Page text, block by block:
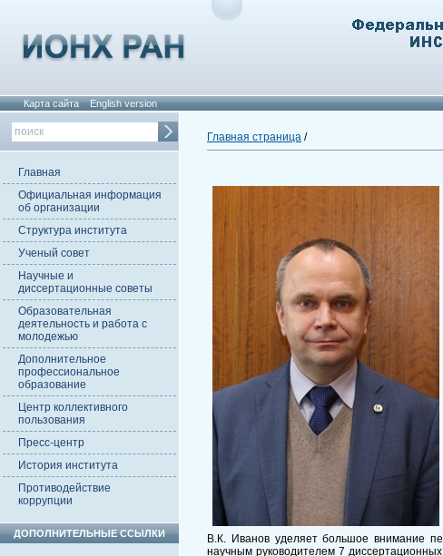
Карта сайта English version
Главная
Официальная информация
об организации
Структура института
Ученый совет
Научные и
диссертационные советы
Образовательная
деятельность и работа с
молодежью
Дополнительное
профессиональное
образование
Центр коллективного
пользования
Пресс-центр
История института
Противодействие
коррупции
ДОПОЛНИТЕЛЬНЫЕ ССЫЛКИ
Главная страница /
В.К. Иванов уделяет большое внимание
научным руководителем 7